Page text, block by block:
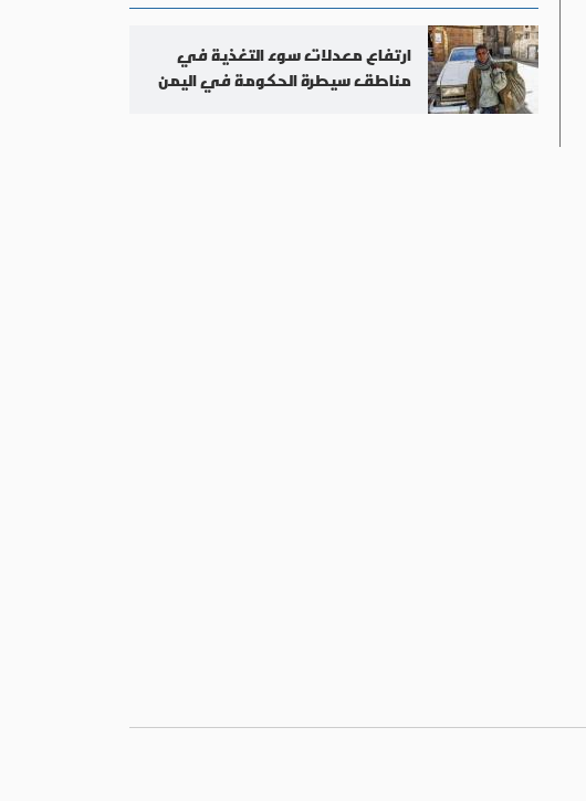
ارتفاع معدلات سوء التغذية في
مناطق سيطرة الحكومة في اليمن